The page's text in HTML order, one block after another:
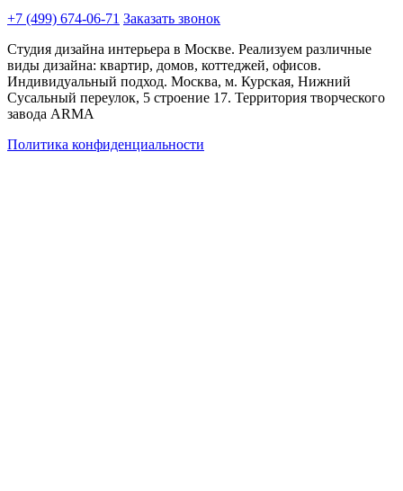
+7 (499) 674-06-71 Заказать звонок
Студия дизайна интерьера в Москве. Реализуем различные
виды дизайна: квартир, домов, коттеджей, офисов.
Индивидуальный подход. Москва, м. Курская, Нижний
Сусальный переулок, 5 строение 17. Территория творческого
завода ARMA
Политика конфиденциальности